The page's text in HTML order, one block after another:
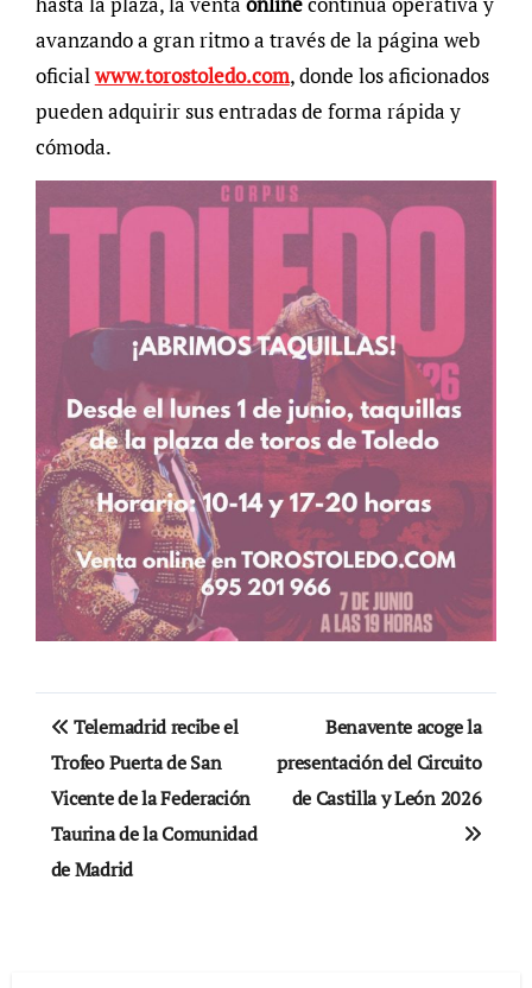
avanzando a gran ritmo a través de la página web
oficialwww.torostoledo.com, donde los aficionados
pueden adquirir sus entradas de forma rápida y
cómoda.
Navegación
de
entradas
Telemadrid recibe el
Trofeo Puerta de San
Vicente de la Federación
Taurina de la Comunidad
de Madrid
Benavente acoge la
presentación del Circuito
de Castilla y León 2026